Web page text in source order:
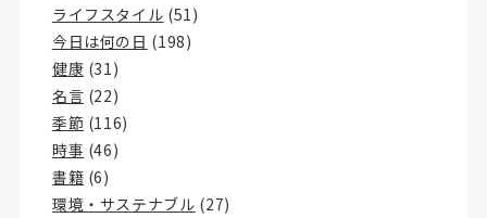
ライフスタイル (51)
今日は何の日 (198)
健康 (31)
名言 (22)
季節 (116)
時事 (46)
書籍 (6)
環境・サステナブル (27)